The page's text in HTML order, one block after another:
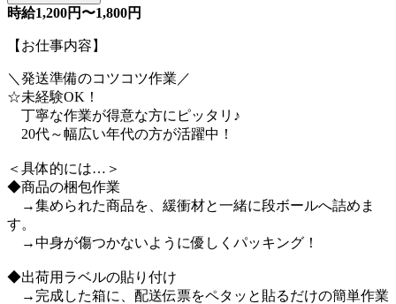
時給1,200円〜1,800円
【お仕事内容】
＼発送準備のコツコツ作業／
☆未経験OK！
丁寧な作業が得意な方にピッタリ♪
20代～幅広い年代の方が活躍中！
＜具体的には…＞
◆商品の梱包作業
→集められた商品を、緩衝材と一緒に段ボールへ詰めま
す。
→中身が傷つかないように優しくパッキング！
◆出荷用ラベルの貼り付け
→完成した箱に、配送伝票をペタッと貼るだけの簡単作業